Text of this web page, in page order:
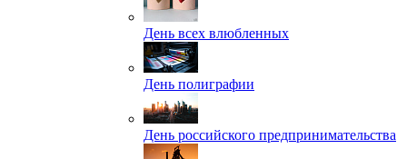
День всех влюбленных
День полиграфии
День российского предпринимательства